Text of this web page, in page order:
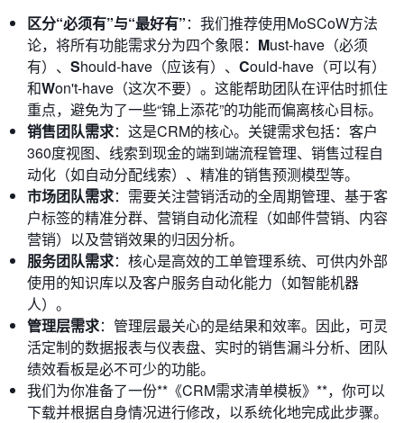
区分“必须有”与“最好有”：我们推荐使用MoSCoW方法
论，将所有功能需求分为四个象限： Must-have（必须
有）、 Should-have（应该有）、 Could-have（可以有）
和Won't-have（这次不要）。这能帮助团队在评估时抓住
重点，避免为了一些“锦上添花”的功能而偏离核心目标。
销售团队需求：这是CRM的核心。关键需求包括：客户
360度视图、线索到现金的端到端流程管理、销售过程自
动化（如自动分配线索）、精准的销售预测模型等。
市场团队需求：需要关注营销活动的全周期管理、基于客
户标签的精准分群、营销自动化流程（如邮件营销、内容
营销）以及营销效果的归因分析。
服务团队需求：核心是高效的工单管理系统、可供内外部
使用的知识库以及客户服务自动化能力（如智能机器
人）。
管理层需求：管理层最关心的是结果和效率。因此，可灵
活定制的数据报表与仪表盘、实时的销售漏斗分析、团队
绩效看板是必不可少的功能。
我们为你准备了一份**《CRM需求清单模板》**，你可以
下载并根据自身情况进行修改，以系统化地完成此步骤。